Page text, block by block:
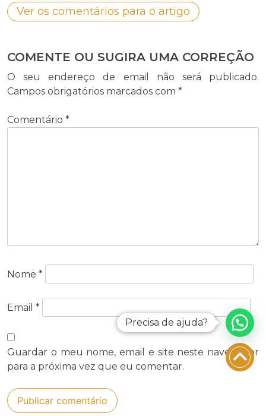
Ver os comentários para o artigo
COMENTE OU SUGIRA UMA CORREÇÃO
O seu endereço de email não será publicado.
Campos obrigatórios marcados com *
Comentário *
Nome *
Email *
Guardar o meu nome, email e site neste navegador
para a próxima vez que eu comentar.
Precisa de ajuda?